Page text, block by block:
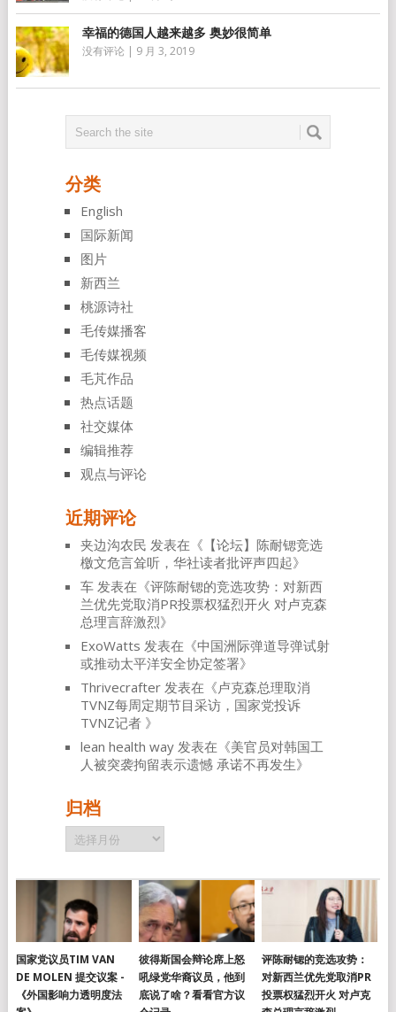
幸福的德国人越来越多 奥妙很简单
没有评论 9 月 3, 2019
分类
English
国际新闻
图片
新西兰
桃源诗社
毛传媒播客
毛传媒视频
毛芃作品
热点话题
社交媒体
编辑推荐
观点与评论
近期评论
夹边沟农民 发表在《 【论坛】陈耐锶竞选
檄文危言耸听，华社读者批评声四起》
车发表在《评陈耐锶的竞选攻势：对新西
兰优先党取消PR投票权猛烈开火 对卢克森
总理言辞激烈》
ExoWatts 发表在《中国洲际弹道导弹试射
或推动太平洋安全协定签署》
Thrivecrafter发表在《卢克森总理取消
TVNZ每周定期节目采访，国家党投诉
TVNZ记者 》
lean health way发表在《美官员对韩国工
人被突袭拘留表示遗憾 承诺不再发生》
归档
归
档
国家党议员TIM VAN
DE MOLEN 提交议案 -
《外国影响力透明度法
彼得斯国会辩论席上怒
吼绿党华裔议员，他到
底说了啥？看看官方议
评陈耐锶的竞选攻势：
对新西兰优先党取消PR
投票权猛烈开火 对卢克